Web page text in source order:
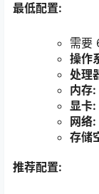
最低配置:
需要
操作
处理
内存:
显卡:
网络:
存储
推荐配置: